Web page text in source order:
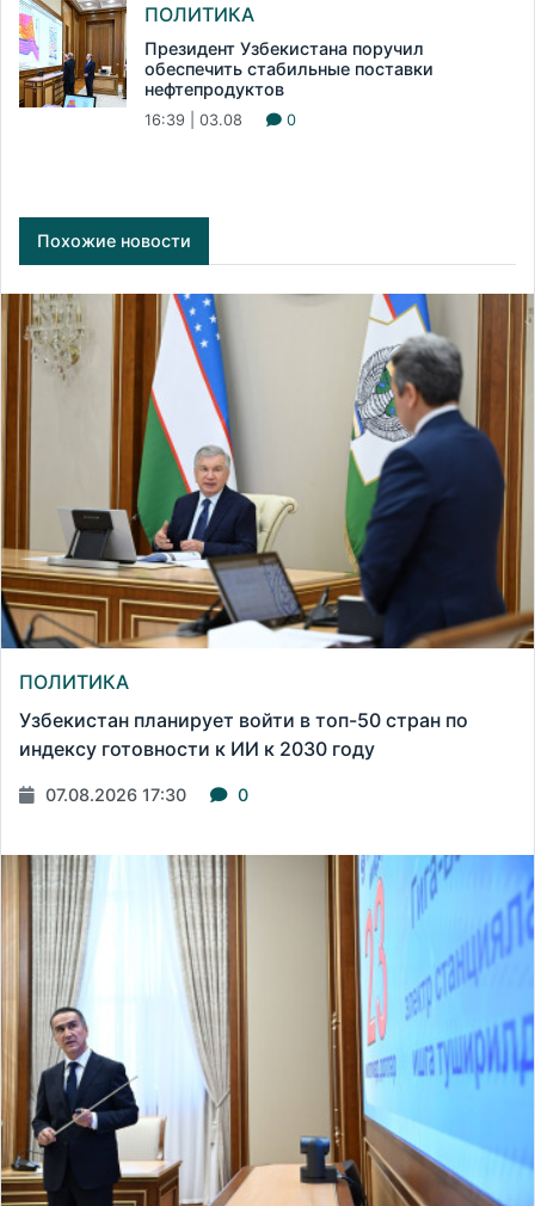
ПОЛИТИКА
Президент Узбекистана поручил
обеспечить стабильные поставки
нефтепродуктов
16:39 | 03.08 0
Похожие новости
ПОЛИТИКА
Узбекистан планирует войти в топ-50 стран по
индексу готовности к ИИ к 2030 году
07.08.2026 17:30 0